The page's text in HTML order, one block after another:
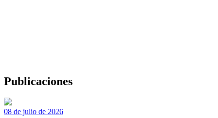
Publicaciones
08 de julio de 2026